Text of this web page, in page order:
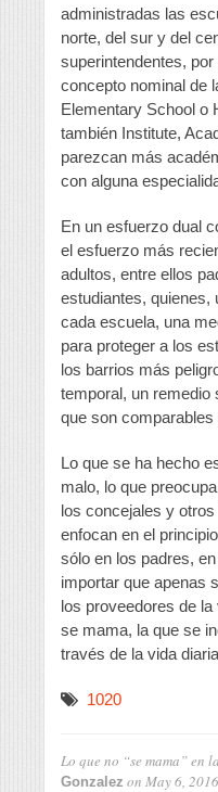
administradas las
norte, del sur y del
superintendentes,
concepto nominal de
Elementary School o
también Institute,
parezcan más
con alguna
En un esfuerzo dual
el esfuerzo más
adultos, entre ellos
estudiantes, quienes,
cada escuela, una
para proteger a los
los barrios más
temporal, un remedio
que son comparables
Lo que se ha hecho
malo, lo que
los concejales y
enfocan en el
sólo en los padres,
importar que apenas
los proveedores de
se mama, la que se
través de la vida
1020
Lo que no “se mama” en
Gonzalez on May 6, 2016